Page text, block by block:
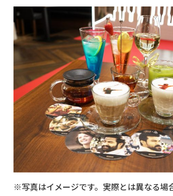
※写真はイメージです。実際とは異なる場